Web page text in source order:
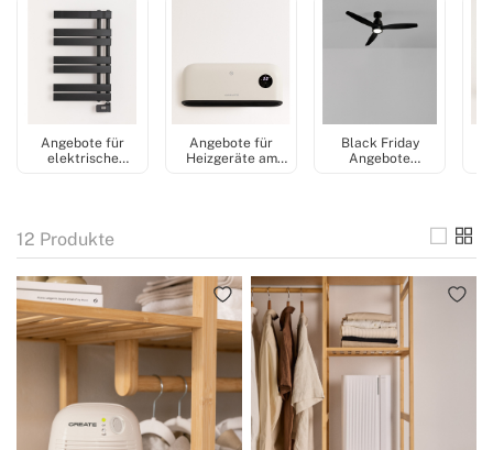
Angebote für
elektrische
Angebote für
Heizgeräte am
Black Friday
Angebote
12 Produkte